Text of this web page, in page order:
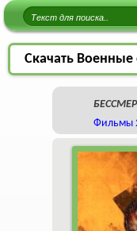
Скачать
Фильмы